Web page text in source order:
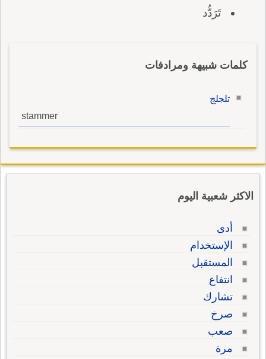
تَرَدُّد
كلمات شبيهة ومرادفات
تلجلج
stammer
الاكثر شعبية اليوم
أدى
الإستخدام
المستقبل
انتفاع
تشارك
صرخ
صعب
مرة